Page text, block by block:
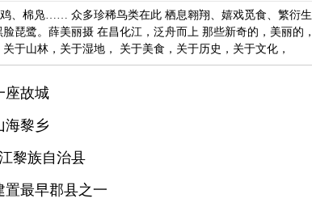
、棉凫…… 众多珍稀鸟类在此 栖息翱翔、嬉戏觅食、繁衍生
琵鹭。薛美丽摄 在昌化江，泛舟而上 那些新奇的，美丽的，
于山林，关于湿地， 关于美食，关于历史，关于文化，
座故城
海黎乡
黎族自治县
置最早郡县之一